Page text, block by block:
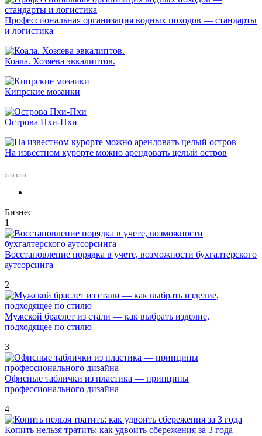
Профессиональная организация водных походов — стандарты
и логистика
Коала. Хозяева эвкалиптов.
Кипрские мозаики
Острова Пхи-Пхи
На известном курорте можно арендовать целый остров
Бизнес
1
Восстановление порядка в учете, возможности бухгалтерского
аутсорсинга
2
Мужской браслет из стали — как выбрать изделие,
подходящее по стилю
3
Офисные таблички из пластика — принципы
профессионального дизайна
4
Копить нельзя тратить: как удвоить сбережения за 3 года